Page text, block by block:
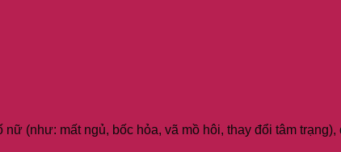
(như: mất ngủ, bốc hỏa, vã mồ hôi, thay đổi tâm